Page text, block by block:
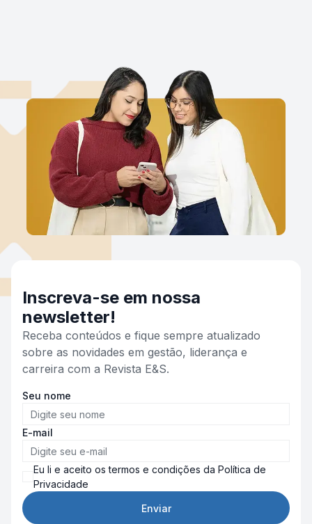
Inscreva-se em nossa
newsletter!
Receba conteúdos e fique sempre atualizado
sobre as novidades em gestão, liderança e
carreira com a Revista E&S.
Seu nome
E-mail
Eu li e aceito os termos e condições da Política de
Privacidade
Enviar